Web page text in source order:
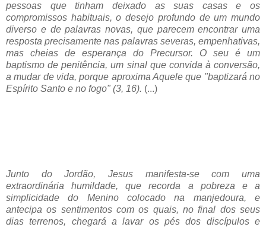
pessoas que tinham deixado as suas casas e os
compromissos habituais, o desejo profundo de um mundo
diverso e de palavras novas, que parecem encontrar uma
resposta precisamente nas palavras severas, empenhativas,
mas cheias de esperança do Precursor. O seu é um
baptismo de penitência, um sinal que convida à conversão,
a mudar de vida, porque aproxima Aquele que "baptizará no
Espírito Santo e no fogo" (3, 16). (...)
Junto do Jordão, Jesus manifesta-se com uma
extraordinária humildade, que recorda a pobreza e a
simplicidade do Menino colocado na manjedoura, e
antecipa os sentimentos com os quais, no final dos seus
dias terrenos, chegará a lavar os pés dos discípulos e